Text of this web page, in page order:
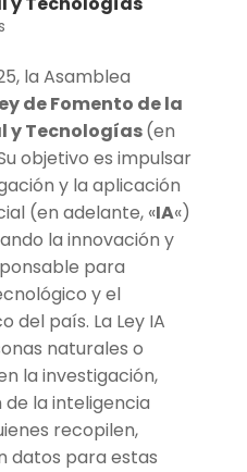
la Asamblea
de Fomento de la
y Tecnologías(en
objetivo es impulsar
y la aplicación
(en adelante, «IA«)
la innovación y
para
y el
del país. La Ley IA
naturales o
la investigación,
la inteligencia
recopilen,
datos para estas